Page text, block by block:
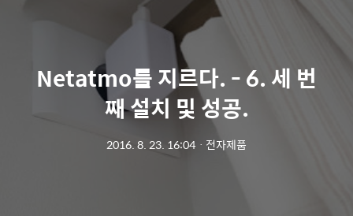
Netatmo를 지르다. - 6. 세 번
째 설치 및 성공.
2016. 8. 23. 16:04ㆍ 전자제품